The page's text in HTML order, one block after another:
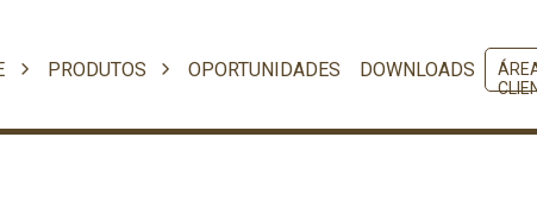
PRODUTOS OPORTUNIDADES DOWNLOADS